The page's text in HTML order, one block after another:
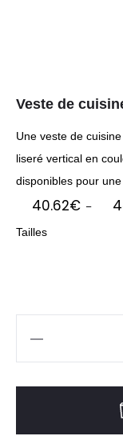
Veste de
Une veste de
liseré vertical en
disponibles pour
40.62€ –
Tailles
cuisine